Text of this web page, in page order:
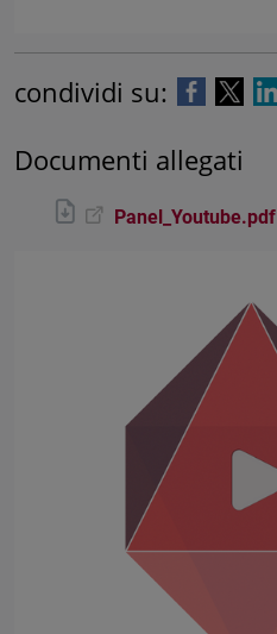
condividi su:
Documenti allegati
Panel_Youtube.pdf